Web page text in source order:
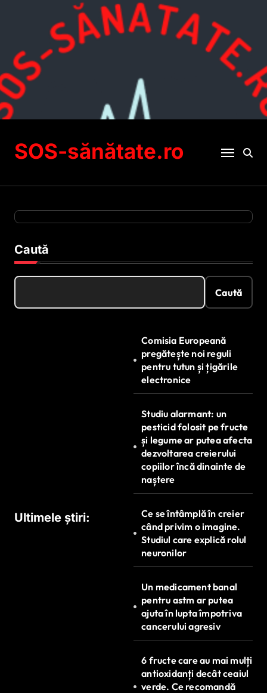
SOS-sănătate.ro
Caută
Caută
Ultimele știri:
Comisia Europeană
pregătește noi reguli
pentru tutun și țigările
electronice
Studiu alarmant: un
pesticid folosit pe fructe
și legume ar putea afecta
dezvoltarea creierului
copiilor încă dinainte de
naștere
Ce se întâmplă în creier
când privim o imagine.
Studiul care explică rolul
neuronilor
Un medicament banal
pentru astm ar putea
ajuta în lupta împotriva
cancerului agresiv
6 fructe care au mai mulți
antioxidanți decât ceaiul
verde. Ce recomandă